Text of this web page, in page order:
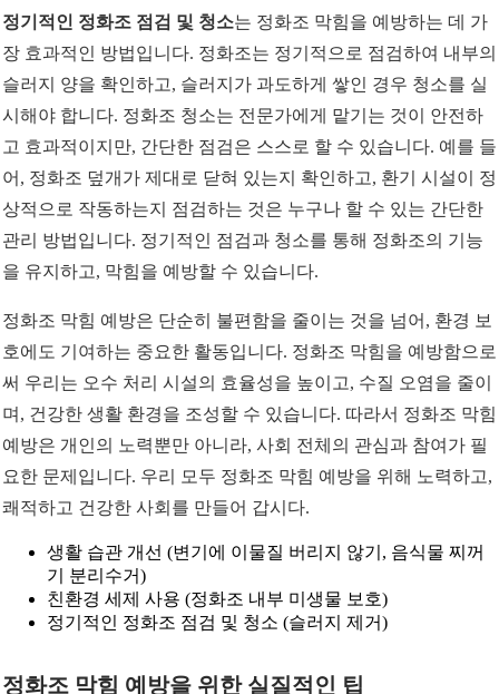
정기적인 정화조 점검 및 청소는 정화조 막힘을 예방하는 데 가
장 효과적인 방법입니다. 정화조는 정기적으로 점검하여 내부의
슬러지 양을 확인하고, 슬러지가 과도하게 쌓인 경우 청소를 실
시해야 합니다. 정화조 청소는 전문가에게 맡기는 것이 안전하
고 효과적이지만, 간단한 점검은 스스로 할 수 있습니다. 예를 들
어, 정화조 덮개가 제대로 닫혀 있는지 확인하고, 환기 시설이 정
상적으로 작동하는지 점검하는 것은 누구나 할 수 있는 간단한
관리 방법입니다. 정기적인 점검과 청소를 통해 정화조의 기능
을 유지하고, 막힘을 예방할 수 있습니다.
정화조 막힘 예방은 단순히 불편함을 줄이는 것을 넘어, 환경 보
호에도 기여하는 중요한 활동입니다. 정화조 막힘을 예방함으로
써 우리는 오수 처리 시설의 효율성을 높이고, 수질 오염을 줄이
며, 건강한 생활 환경을 조성할 수 있습니다. 따라서 정화조 막힘
예방은 개인의 노력뿐만 아니라, 사회 전체의 관심과 참여가 필
요한 문제입니다. 우리 모두 정화조 막힘 예방을 위해 노력하고,
쾌적하고 건강한 사회를 만들어 갑시다.
생활 습관 개선 (변기에 이물질 버리지 않기, 음식물 찌꺼
기 분리수거)
친환경 세제 사용 (정화조 내부 미생물 보호)
정기적인 정화조 점검 및 청소 (슬러지 제거)
정화조 막힘 예방을 위한 실질적인 팁